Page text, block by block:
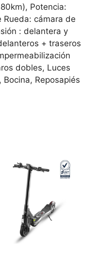
Potencia:
cámara de
: delantera y
+ traseros
dobles, Luces
Reposapiés